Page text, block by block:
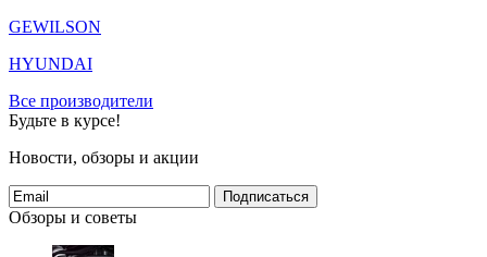
GEWILSON
HYUNDAI
Все производители
Будьте в курсе!
Новости, обзоры и акции
Подписаться
Обзоры и советы